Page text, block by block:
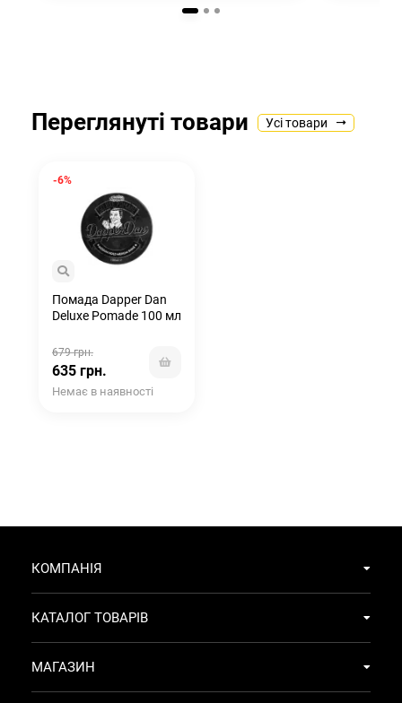
Переглянуті товари Усі товари
-6%
Помада Dapper Dan
Deluxe Pomade 100 мл
679 грн.
635 грн.
Немає в наявності
КОМПАНІЯ
КАТАЛОГ ТОВАРІВ
МАГАЗИН